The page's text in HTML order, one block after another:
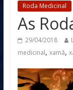
Roda Medicinal
As
29/04/2018
medicinal, xamã,